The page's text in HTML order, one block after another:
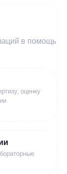
в помощь
оценку